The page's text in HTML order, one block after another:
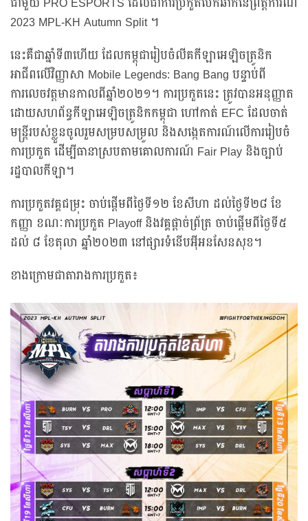
2023 MPL-KH Autumn Split ។
នេះគឺជាឆ្នាំទី៣ហើយ ដែលកម្ពុជារៀបចំលីគកីឡាអេឡិចត្រូនិក
អាជីពលើវិញ្ញាសា Mobile Legends: Bang Bang បន្ទាប់ពី
ការលេចវត្តមានកាលពីឆ្នាំ២០២១។ ការប្រកួតនេះ ត្រូវបានអនុញ្ញាត
ដោយសហព័ន្ធកីឡាអេឡិចត្រូនិកកម្ពុជា ហៅកាត់ EFC ដែលចាត់
មន្ត្រីរបស់ខ្លួនចូលរួមសម្របសម្រួល និងសង្កេតការណ៍លើការរៀបចំ
ការប្រកួត ដើម្បីធានាស្របតាមគោលការណ៍ Fair Play និងច្បាប់
រដ្ឋបាលកីឡា។
ការប្រកួតវគ្គជម្រុះ ចាប់ផ្ដើមពីថ្ងៃទី១២ ខែសីហា ដល់ថ្ងៃទី២៨ ខែ
កញ្ញា ខណៈការប្រកួត Playoff និងវគ្គផ្ដាច់ព្រ័ត្រ ចាប់ផ្ដើមពីថ្ងៃទី៥
ដល់ ៨ ខែតុលា ឆ្នាំ២០២៣ នៅផ្សារទំនើបអ៊ីអនសែនសុខ។
ខាងក្រោមជាតារាងការប្រកួត៖